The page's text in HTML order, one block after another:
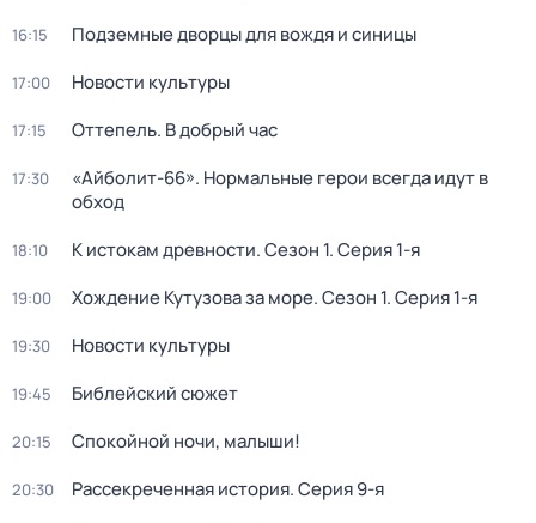
16:15 Подземные дворцы для вождя и синицы
17:00 Новости культуры
17:15 Оттепель. В добрый час
17:30
«Айболит-66». Нормальные герои всегда идут в
обход
18:10 К истокам древности. Сезон 1. Серия 1-я
19:00 Хождение Кутузова за море. Сезон 1. Серия 1-я
19:30 Новости культуры
19:45 Библейский сюжет
20:15 Спокойной ночи, малыши!
20:30 Рассекреченная история. Серия 9-я